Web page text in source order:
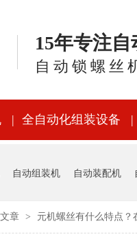
15年专注
自动锁螺丝
全自动化组装设备
自动组装机 自动装配机
章 > 元机螺丝有什么特点？